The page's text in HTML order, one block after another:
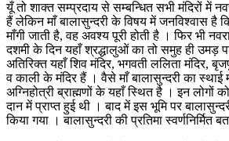
यूँ तो शाक्त सम्प्रदाय से सम्बन्धित सभी मंदिरों में
हैं लेकिन माँ बालासुन्दरी के विषय में जनविश्वास है
माँगी जाती है, वह अवश्य पूरी होती है । फिर भी
दशमी के दिन यहाँ श्रद्धालुओं का तो समुह ही उमड़
अतिरिक्त यहाँ शिव मंदिर, भगवती ललिता मंदिर,
व काली के मंदिर हैं । वैसे माँ बालासुन्दरी का
अग्निहोत्री ब्राह्मणों के यहाँ स्थित है । इन लोगों
दान में प्राप्त हुई थी । बाद में इस भूमि पर
किया गया । बालासुन्दरी की प्रतिमा स्वर्णनिर्मित